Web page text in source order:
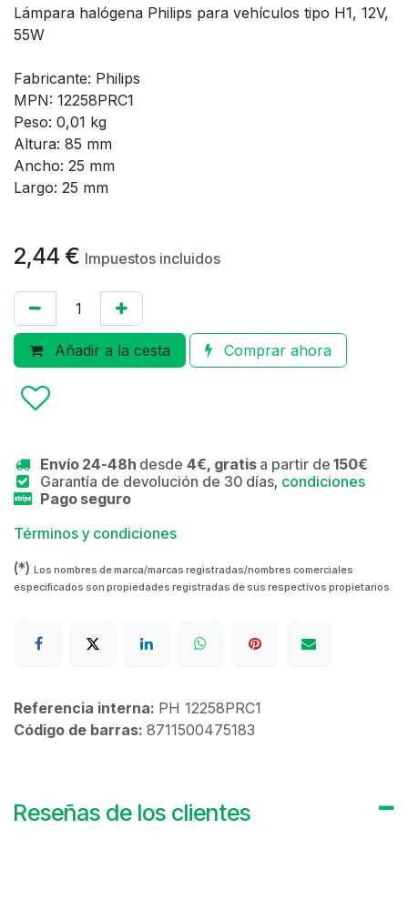
Lámpara halógena Philips para vehículos tipo H1, 12V,
55W
Fabricante: Philips
MPN: 12258PRC1
Peso: 0,01 kg
Altura: 85 mm
Ancho: 25 mm
Largo: 25 mm
2,44 € Impuestos incluidos
Añadir a la cesta Comprar ahora
Envío 24-48h desde 4€, gratis a partir de 150€
Garantía de devolución de 30 días, condiciones
Pago seguro
Términos y condiciones
(*) Los nombres de marca/marcas registradas/nombres comerciales
especificados son propiedades registradas de sus respectivos propietarios
Referencia interna: PH 12258PRC1
Código de barras: 8711500475183
Reseñas de los clientes